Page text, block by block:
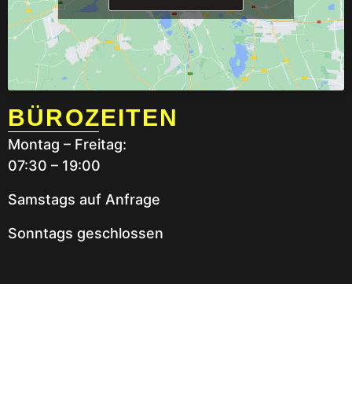
BÜROZEITEN
Montag – Freitag:
07:30 – 19:00
Samstags auf Anfrage
Sonntags geschlossen